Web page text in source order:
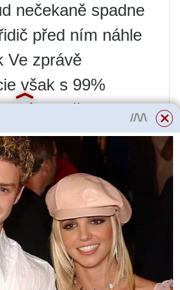
nečekaně spadne
před ním náhle
Ve zprávě
však s 99%
stejně bude
sám nezvolil
a vzdálenost,
včas
se v jízdním
zváží